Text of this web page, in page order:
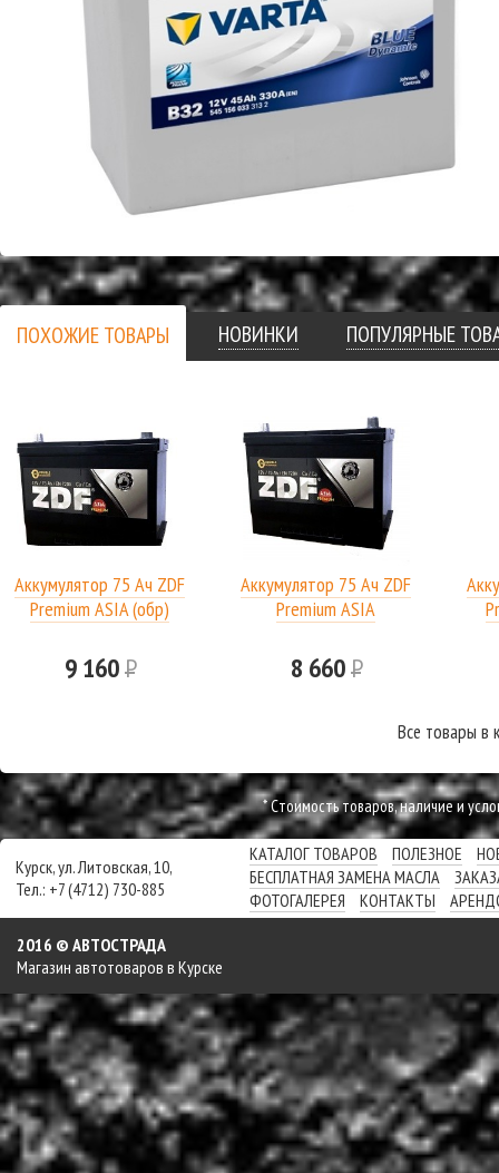
ПОХОЖИЕ ТОВАРЫ НОВИНКИ ПОПУЛЯРНЫЕ
Аккумулятор 75 Ач ZDF
Premium ASIA (обр)
9 160Р
Аккумулятор 75 Ач ZDF
Premium ASIA
8 660Р
Все товары в
* Cтоимость товаров, наличие и
Курск, ул. Литовская, 10,
Тел.: +7 (4712) 730-885
КАТАЛОГ ТОВАРОВ ПОЛЕЗНОЕ
БЕСПЛАТНАЯ ЗАМЕНА МАСЛА
ФОТОГАЛЕРЕЯ
КОНТАКТЫ
2016 © АВТОСТРАДА
Магазин автотоваров в Курске